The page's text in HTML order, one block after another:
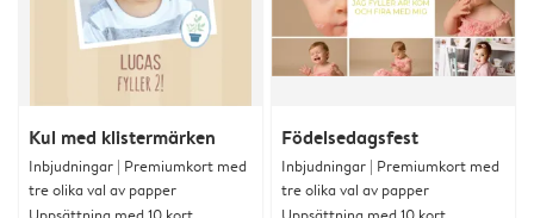
Kul med klistermärken
Inbjudningar | Premiumkort med
tre olika val av papper
Födelsedagsfest
Inbjudningar | Premiumkort med
tre olika val av papper